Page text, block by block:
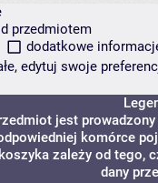
przedmiotem
dodatkowe
edytuj swoje
jest
komórce
zależy od tego,
dany